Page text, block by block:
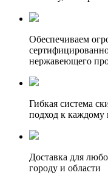
Обеспечиваем
нержавеющего
Гибкая система
подход к каждому
Доставка для
городу и области